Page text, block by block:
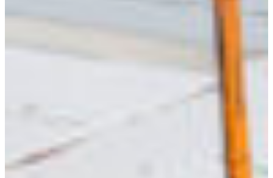
North
+36 30 552 6600
Monday - Wednesday